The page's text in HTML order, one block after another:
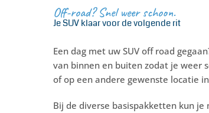
Off-road? Snel weer schoon.
Je SUV klaar voor de volgende rit
Een dag met uw SUV off road
van binnen en buiten zodat je weer
of op een andere gewenste locatie
Bij de diverse basispakketten kun